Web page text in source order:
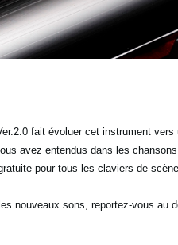
fait évoluer cet instrument
avez entendus dans les
pour tous les claviers de
nouveaux sons, reportez-vous au